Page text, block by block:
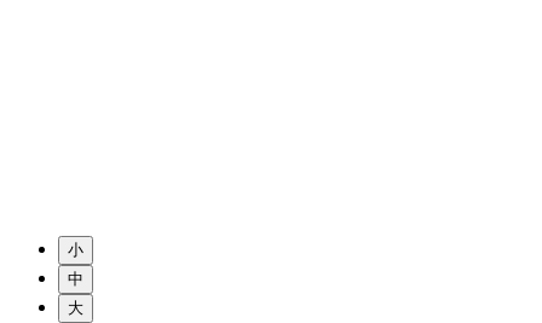
小
中
大